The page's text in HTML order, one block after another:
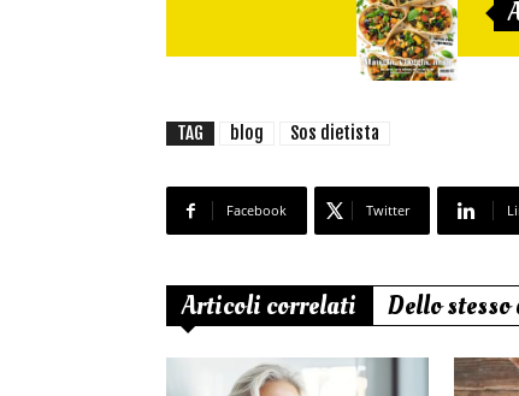
TAG blog Sos dietista
Facebook Twitter
Articoli correlati Dello